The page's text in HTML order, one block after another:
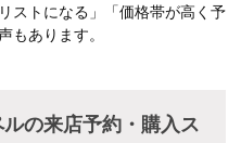
ストになる」「価格帯が高く予
もあります。
の来店予約・購入ス